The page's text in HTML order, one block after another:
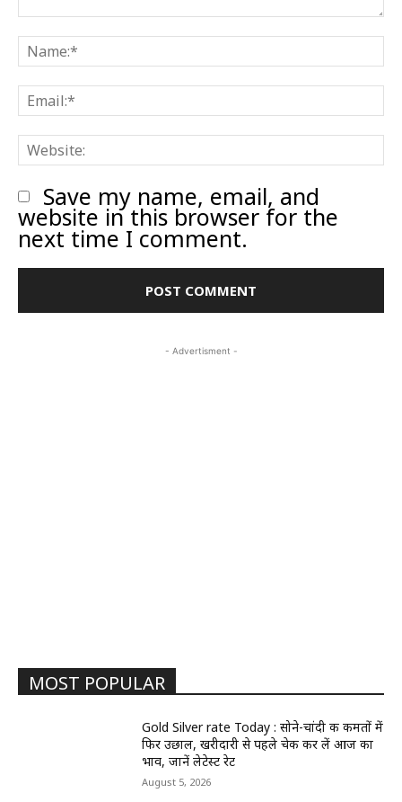
Comment:
Save my name, email, and
website in this browser for the
next time I comment.
- Advertisment -
MOST POPULAR
Gold Silver rate Today : सोने-चांदी की कीमतों में
फिर उछाल, खरीदारी से पहले चेक कर लें आज का
भाव, जानें लेटेस्ट रेट
August 5, 2026